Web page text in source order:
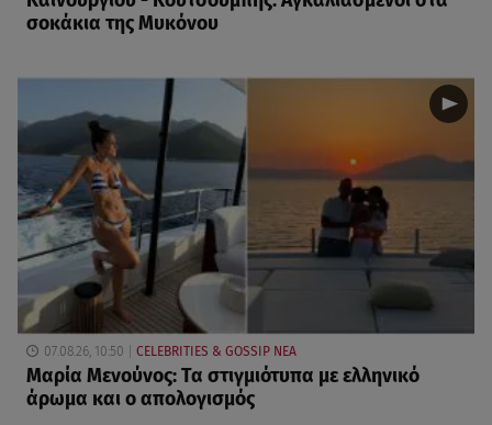
σοκάκια της Μυκόνου
07.08.26, 10:50 CELEBRITIES & GOSSIP ΝΕΑ
Μαρία Μενούνος: Τα στιγμιότυπα με ελληνικό
άρωμα και ο απολογισμός